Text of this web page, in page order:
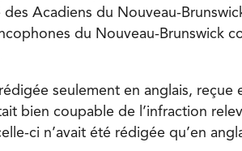
Acadiens du Nouveau-
du Nouveau-Brunswick
seulement en anglais, reçue
bien coupable de l’infraction
ci n’avait été rédigée qu’en